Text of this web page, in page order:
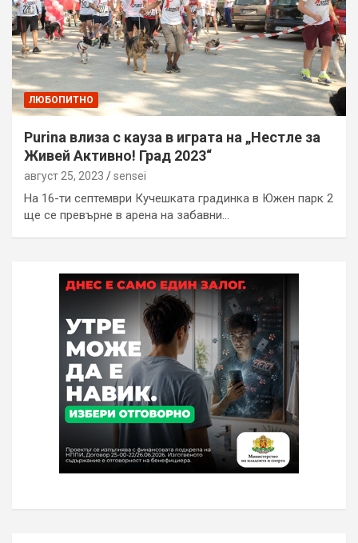
ЛЮБОПИТНО
Purina влиза с кауза в играта на „Нестле за
Живей Активно! Град 2023“
август 25, 2023 sensei
На 16-ти септември Кучешката градинка в Южен парк 2
ще се превърне в арена на забавни…